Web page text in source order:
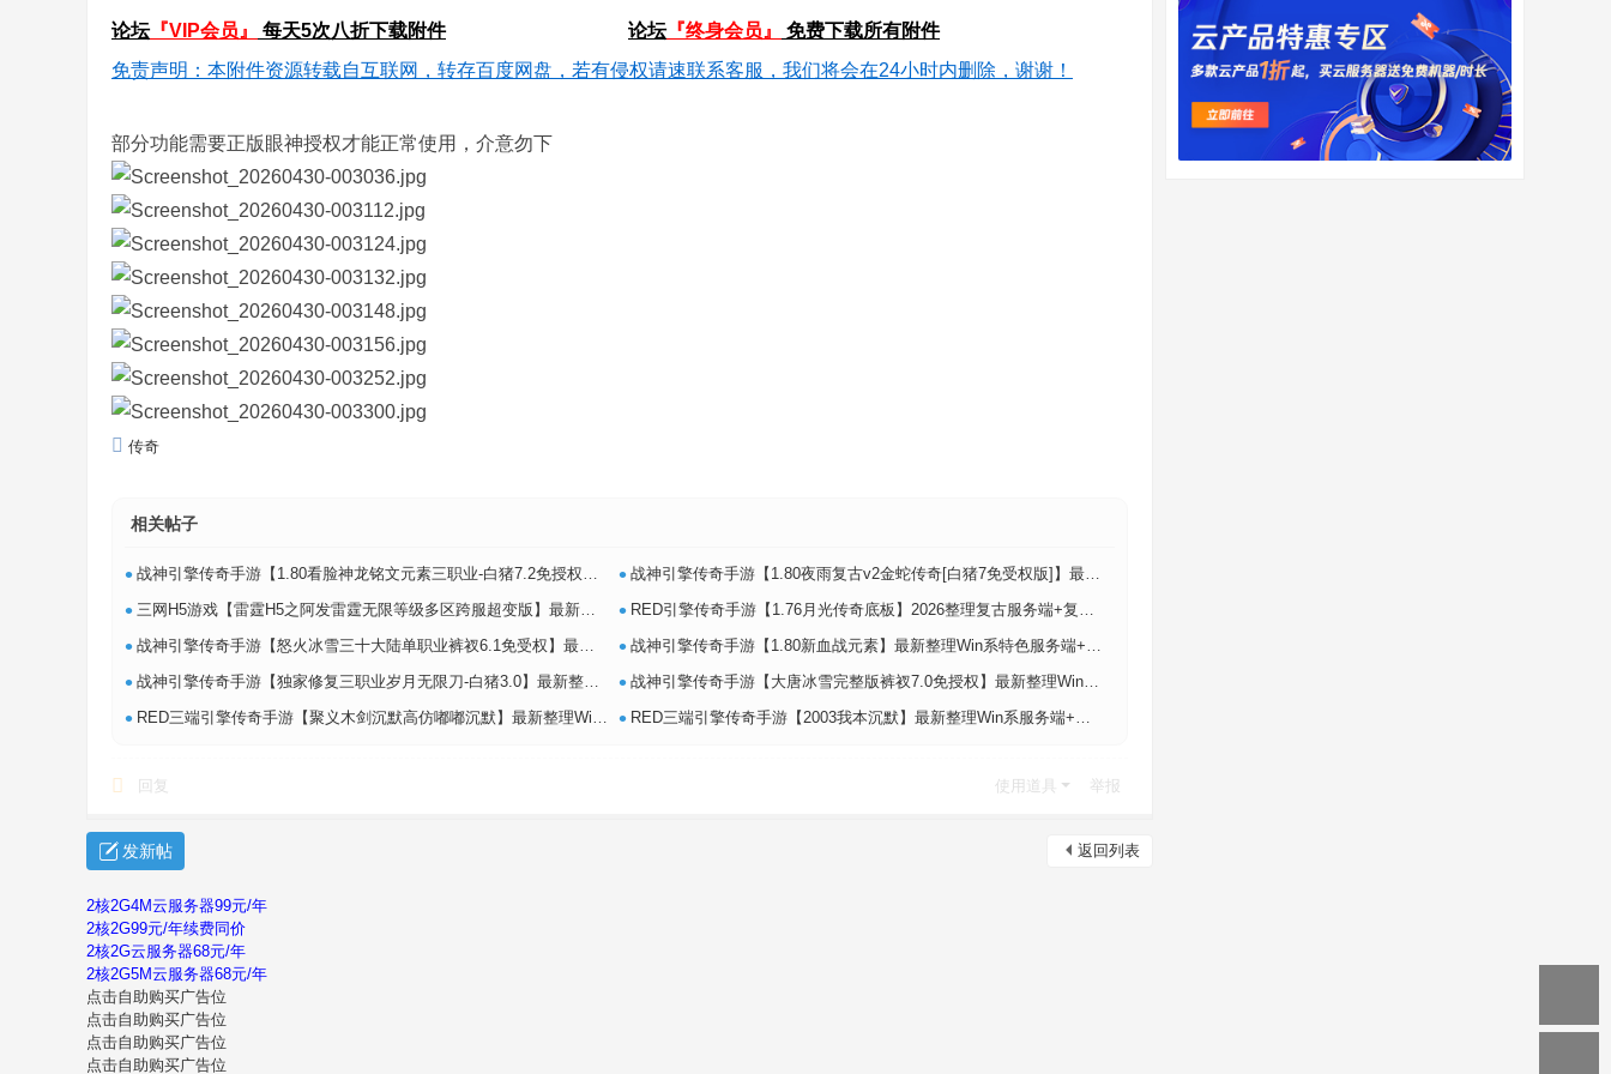
论坛『VIP会员』 每天5次八折下载附件 论坛『终身会员』
免费下载所有附件
免责声明：本附件资源转载自互联网，转存百度网盘，若有侵权请速联系客服，我们将会在24小时内删除，谢谢！
部分功能需要正版眼神授权才能正常使用，介意勿下
传奇
相关帖子
• 战神引擎传奇手游【1.80看脸神龙铭文元素三职业-白猪7.2免授权】最新整理Win系特色端+ • 战神引擎传奇手游【1.80夜雨复古v2金蛇传奇[白猪7免受权版]】最新整理Win系特色端+安
• 三网H5游戏【雷霆H5之阿发雷霆无限等级多区跨服超变版】最新整理单机一键即玩镜像端+L • RED引擎传奇手游【1.76月光传奇底板】2026整理复古服务端+复刻端游+情怀复古
• 战神引擎传奇手游【怒火冰雪三十大陆单职业裤衩6.1免受权】最新整理Win系特色服务端+ • 战神引擎传奇手游【1.80新血战元素】最新整理Win系特色服务端+安卓+GM授权物品后台
• 战神引擎传奇手游【独家修复三职业岁月无限刀-白猪3.0】最新整理Win系特色服务端+安卓 • 战神引擎传奇手游【大唐冰雪完整版裤衩7.0免授权】最新整理Win系特色服务端+GM授权后
• RED三端引擎传奇手游【聚义木剑沉默高仿嘟嘟沉默】最新整理Win系服务端+安卓苹果PC三 • RED三端引擎传奇手游【2003我本沉默】最新整理Win系服务端+安卓苹果PC三端+详细搭建教
回复 使用道具 举报
返回列表
发新帖
2核2G4M云服务器99元/年
2核2G99元/年续费同价
2核2G云服务器68元/年
2核2G5M云服务器68元/年
点击自助购买广告位
点击自助购买广告位
点击自助购买广告位
点击自助购买广告位